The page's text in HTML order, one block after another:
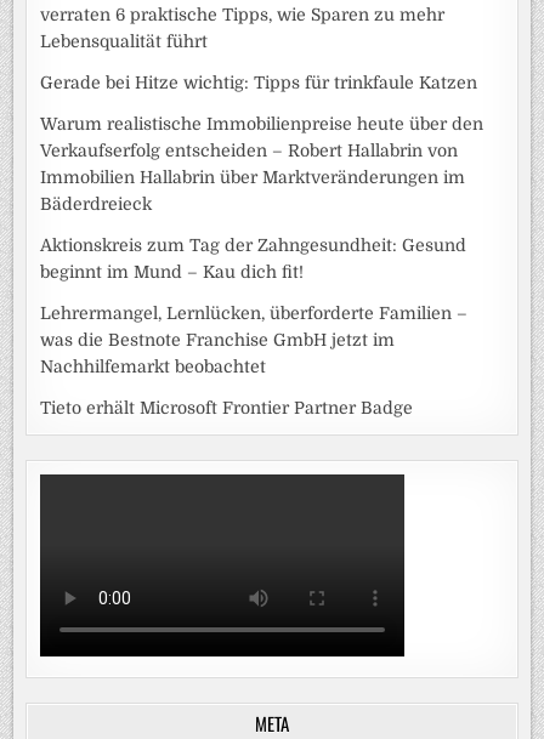
verraten 6 praktische Tipps, wie Sparen zu mehr
Lebensqualität führt
Gerade bei Hitze wichtig: Tipps für trinkfaule Katzen
Warum realistische Immobilienpreise heute über den
Verkaufserfolg entscheiden – Robert Hallabrin von
Immobilien Hallabrin über Marktveränderungen im
Bäderdreieck
Aktionskreis zum Tag der Zahngesundheit: Gesund
beginnt im Mund – Kau dich fit!
Lehrermangel, Lernlücken, überforderte Familien –
was die Bestnote Franchise GmbH jetzt im
Nachhilfemarkt beobachtet
Tieto erhält Microsoft Frontier Partner Badge
META